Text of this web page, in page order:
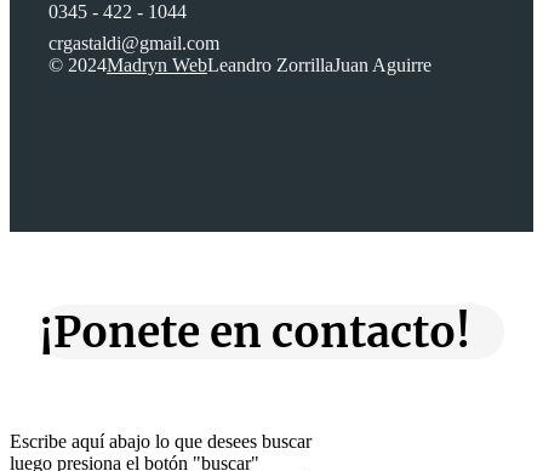
0345 - 422 - 1044
crgastaldi@gmail.com
© 2024Madryn WebLeandro ZorrillaJuan Aguirre
¡Ponete en contacto!
Escribe aquí abajo lo que desees buscar
luego presiona el botón "buscar"